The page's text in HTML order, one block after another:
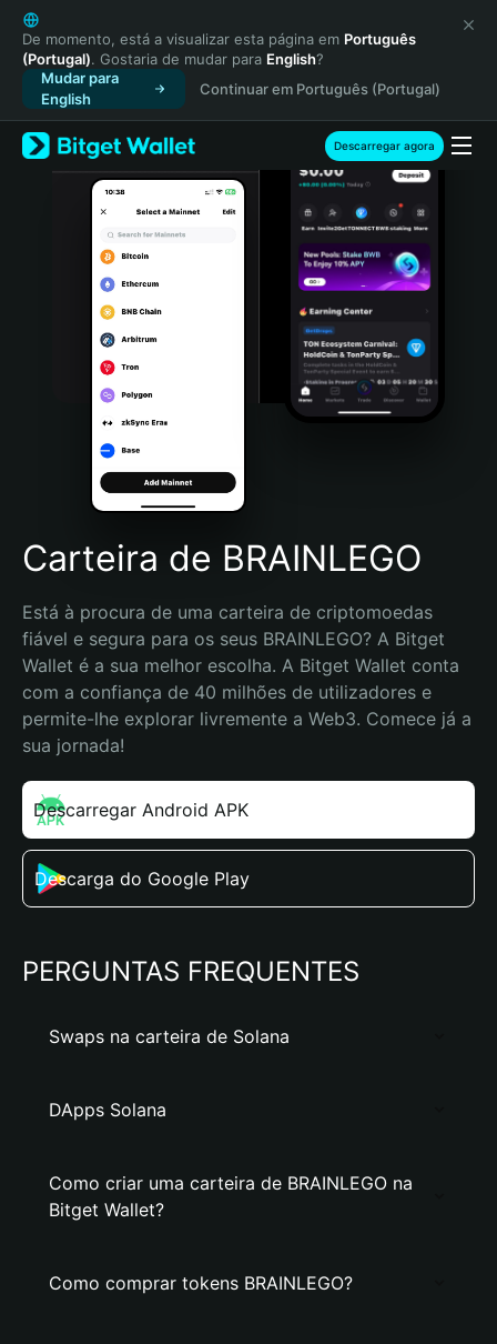
English
日本語
Tiếng Việt
Русский
Español (Latinoamérica)
Türkçe
Italiano
Português (Portugal)
Bahasa Indonesia
Português (Brasil)
Español (Argentina)
De momento, está a visualizar esta página em Português
(Portugal). Gostaria de mudar para English?
Mudar para
English
Continuar em Português (Portugal)
Descarregar agora
Carteira de BRAINLEGO
Está à procura de uma carteira de criptomoedas
fiável e segura para os seus BRAINLEGO? A Bitget
Wallet é a sua melhor escolha. A Bitget Wallet conta
com a confiança de 40 milhões de utilizadores e
permite-lhe explorar livremente a Web3. Comece já a
sua jornada!
Descarregar Android APK
Descarga do Google Play
PERGUNTAS FREQUENTES
Swaps na carteira de Solana
DApps Solana
Como criar uma carteira de BRAINLEGO na
Bitget Wallet?
Como comprar tokens BRAINLEGO?